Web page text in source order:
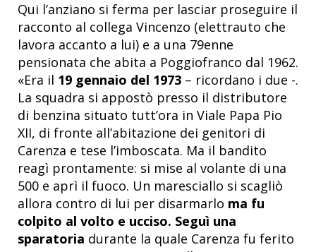
Qui l’anziano si ferma per lasciar proseguire il
racconto al collega Vincenzo (elettrauto che
lavora accanto a lui) e a una 79enne
pensionata che abita a Poggiofranco dal 1962.
«Era il 19 gennaio del 1973 – ricordano i due -.
La squadra si appostò presso il distributore
di benzina situato tutt’ora in Viale Papa Pio
XII, di fronte all’abitazione dei genitori di
Carenza e tese l’imboscata. Ma il bandito
reagì prontamente: si mise al volante di una
500 e aprì il fuoco. Un maresciallo si scagliò
allora contro di lui per disarmarlo ma fu
colpito al volto e ucciso. Seguì una
sparatoria durante la quale Carenza fu ferito